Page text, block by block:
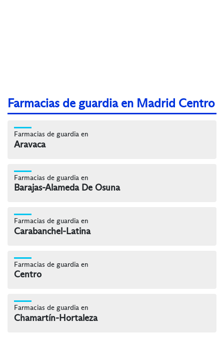
Farmacias de guardia en Madrid Centro
Farmacias de guardia en
Aravaca
Farmacias de guardia en
Barajas-Alameda De Osuna
Farmacias de guardia en
Carabanchel-Latina
Farmacias de guardia en
Centro
Farmacias de guardia en
Chamartín-Hortaleza